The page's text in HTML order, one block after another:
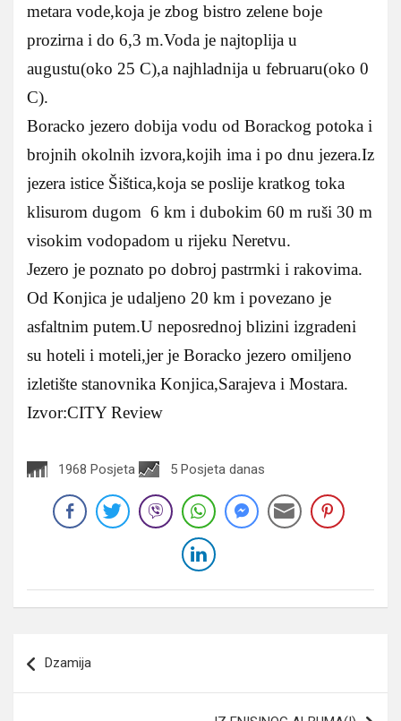
metara vode,koja je zbog bistro zelene boje
prozirna i do 6,3 m.Voda je najtoplija u
augustu(oko 25 C),a najhladnija u februaru(oko 0
C).
Boracko jezero dobija vodu od Borackog potoka i
brojnih okolnih izvora,kojih ima i po dnu jezera.Iz
jezera istice Šištica,koja se poslije kratkog toka
klisurom dugom 6 km i dubokim 60 m ruši 30 m
visokim vodopadom u rijeku Neretvu.
Jezero je poznato po dobroj pastrmki i rakovima.
Od Konjica je udaljeno 20 km i povezano je
asfaltnim putem.U neposrednoj blizini izgradeni
su hoteli i moteli,jer je Boracko jezero omiljeno
izletište stanovnika Konjica,Sarajeva i Mostara.
Izvor:CITY Review
1968 Posjeta 5 Posjeta danas
članaka
Dzamija